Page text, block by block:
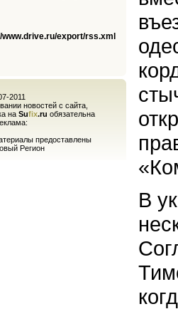
export/rss.xml
2011
новостей с сайта,
на Sufix.ru обязательна
предоставлены
Регион
В